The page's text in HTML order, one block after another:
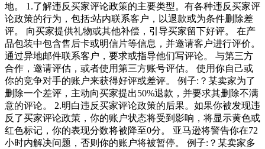
地。 1.了解违反买家评论政策的主要类型。有各种违反买家评
论政策的行为，包括:站内联系客户，以退款或为条件删除差
评。 向买家提供礼物或其他补偿，引导买家留下好评。 在产
品包装中包含售后卡或明信片等信息，并邀请客户进行评价。
通过异地邮件联系客户，要求或指导他们写评论。 与第三方
合作，邀请评估，或者使用第三方账号评估。 使用你自己或
你的竞争对手的账户来获得好评或差评。 例子:？某卖家为了
删除一个差评，主动向买家提出50%退款，并要求其删除不满
意的评论。 2.明白违反买家评论政策的后果。如果你被发现违
反了买家评论政策，你的账户状态将受到影响，将显示黄色或
红色标记，你的表现分数将被降至0分。 亚马逊将警告你在72
小时内解决问题，否则你的账户将被暂停。 例子:？某卖家多